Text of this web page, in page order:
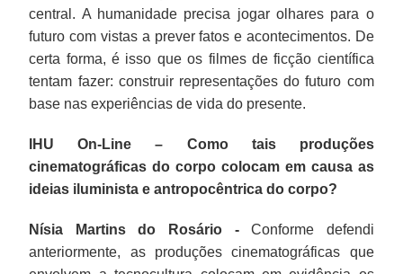
central. A humanidade precisa jogar olhares para o
futuro com vistas a prever fatos e acontecimentos. De
certa forma, é isso que os filmes de ficção científica
tentam fazer: construir representações do futuro com
base nas experiências de vida do presente.
IHU On-Line – Como tais produções
cinematográficas do corpo colocam em causa as
ideias iluminista e antropocêntrica do corpo?
Nísia Martins do Rosário -Conforme defendi
anteriormente, as produções cinematográficas que